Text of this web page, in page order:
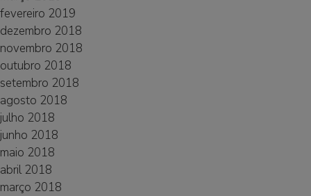
fevereiro 2019
dezembro 2018
novembro 2018
outubro 2018
setembro 2018
agosto 2018
julho 2018
junho 2018
maio 2018
abril 2018
março 2018